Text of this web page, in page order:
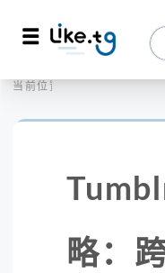
当前位置：
略：